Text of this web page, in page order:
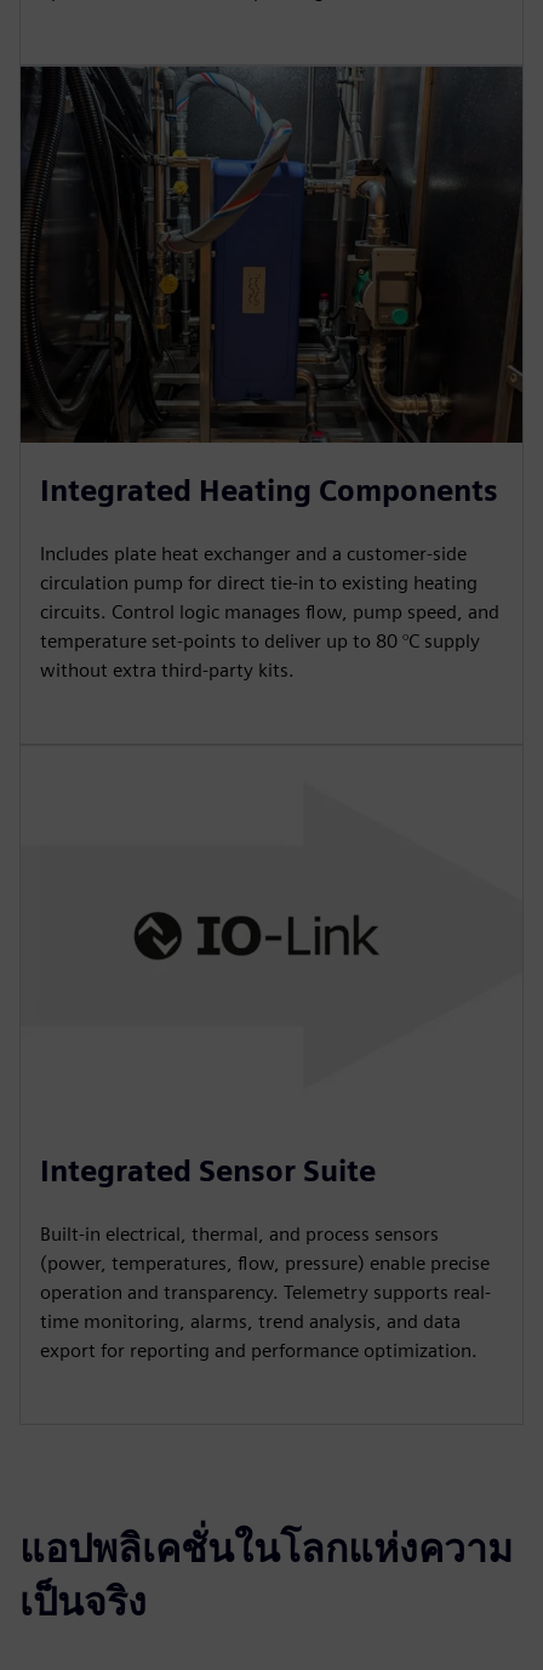
Integrated Heating Components
Includes plate heat exchanger and a customer-side
circulation pump for direct tie-in to existing heating
circuits. Control logic manages flow, pump speed, and
temperature set-points to deliver up to 80 °C supply
without extra third-party kits.
Integrated Sensor Suite
Built-in electrical, thermal, and process sensors
(power, temperatures, flow, pressure) enable precise
operation and transparency. Telemetry supports real-
time monitoring, alarms, trend analysis, and data
export for reporting and performance optimization.
แอปพลิเคชั่นในโลกแห่งความ
เป็นจริง